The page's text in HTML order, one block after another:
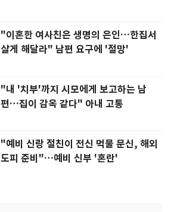
"이혼한 여사친은 생명의 은인…한집서
살게 해달라" 남편 요구에 '절망'
"내 '치부'까지 시모에게 보고하는 남
편…집이 감옥 같다" 아내 고통
"예비 신랑 절친이 전신 먹물 문신, 해외
도피 준비"…예비 신부 '혼란'